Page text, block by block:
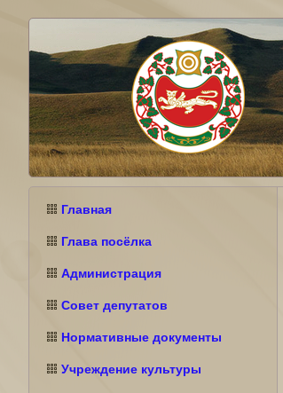
Главная
Глава посёлка
Администрация
Совет депутатов
Нормативные документы
Учреждение культуры